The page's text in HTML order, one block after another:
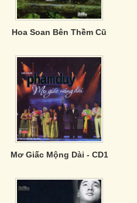
Hoa Soan Bên Thềm Cũ
Mơ Giấc Mộng Dài - CD1